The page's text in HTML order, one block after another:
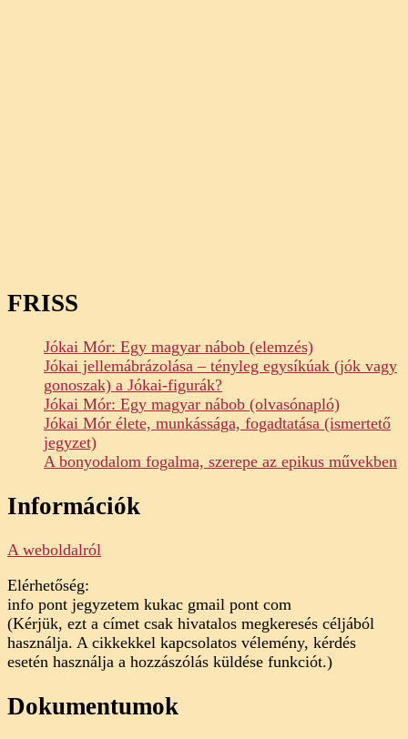
FRISS
Jókai Mór: Egy magyar nábob (elemzés)
Jókai jellemábrázolása – tényleg egysíkúak (jók vagy
gonoszak) a Jókai-figurák?
Jókai Mór: Egy magyar nábob (olvasónapló)
Jókai Mór élete, munkássága, fogadtatása (ismertető
jegyzet)
A bonyodalom fogalma, szerepe az epikus művekben
Információk
A weboldalról
Elérhetőség:
info pont jegyzetem kukac gmail pont com
(Kérjük, ezt a címet csak hivatalos megkeresés céljából
használja. A cikkekkel kapcsolatos vélemény, kérdés
esetén használja a hozzászólás küldése funkciót.)
Dokumentumok